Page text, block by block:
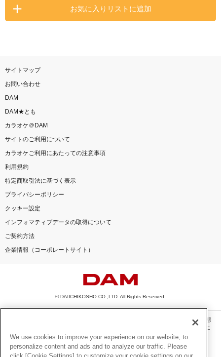
お気に入りリストに追加
サイトマップ
お問い合わせ
DAM
DAM★とも
カラオケ＠DAM
サイトのご利用について
カラオケご利用にあたっての注意事項
利用規約
特定商取引法に基づく表示
プライバシーポリシー
クッキー設定
インフォマティブデータの取得について
ご契約方法
企業情報（コーポレートサイト）
© DAIICHIKOSHO CO.,LTD. All Rights Reserved.
このサイトに掲載されている一切の文章・画像・写真・動画・音声等を、手段や形態
を問わず、著作権法の定める範囲を超えて無断で複製、転載、ファイル化などするこ
とを禁じます。
楽曲及びコンテンツは、機種によりご利用いただけない場合があります。
We use cookies to improve your experience on our website, to
personalize content and ads and to analyze our traffic. Please